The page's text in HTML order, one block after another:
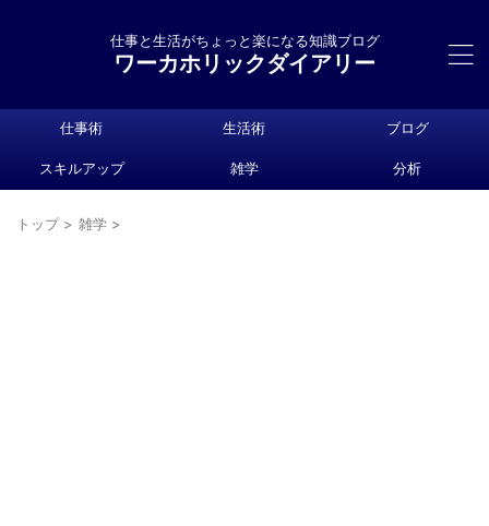
仕事と生活がちょっと楽になる知識ブログ
ワーカホリックダイアリー
仕事術 生活術 ブログ
スキルアップ 雑学 分析
トップ > 雑学 >